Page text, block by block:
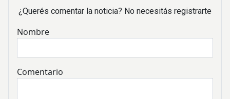
¿Querés comentar la noticia? No necesitás registrarte
Nombre
Comentario